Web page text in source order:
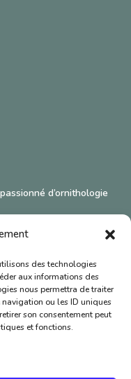
des technologies
aux informations des
nous permettra de traiter
ou les ID uniques
son consentement peut
et fonctions.
d’ornithologie